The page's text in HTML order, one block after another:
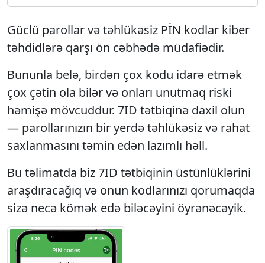
Güclü parollar və təhlükəsiz PİN kodlar kiber
təhdidlərə qarşı ön cəbhədə müdafiədir.
Bununla belə, birdən çox kodu idarə etmək
çox çətin ola bilər və onları unutmaq riski
həmişə mövcuddur. 7ID tətbiqinə daxil olun
— parollarınızın bir yerdə təhlükəsiz və rahat
saxlanmasını təmin edən lazımlı həll.
Bu təlimatda biz 7ID tətbiqinin üstünlüklərini
araşdıracağıq və onun kodlarınızı qorumaqda
sizə necə kömək edə biləcəyini öyrənəcəyik.